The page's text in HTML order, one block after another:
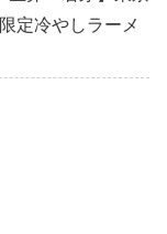
定冷やしラーメ